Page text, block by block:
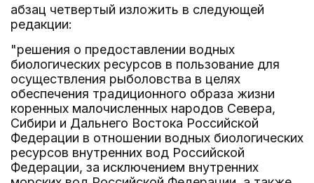
абзац четвертый изложить в следующей
редакции:
"решения о предоставлении водных
биологических ресурсов в пользование для
осуществления рыболовства в целях
обеспечения традиционного образа жизни
коренных малочисленных народов Севера,
Сибири и Дальнего Востока Российской
Федерации в отношении водных биологических
ресурсов внутренних вод Российской
Федерации, за исключением внутренних